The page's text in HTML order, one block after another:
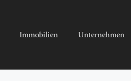
Immobilien Unternehmen